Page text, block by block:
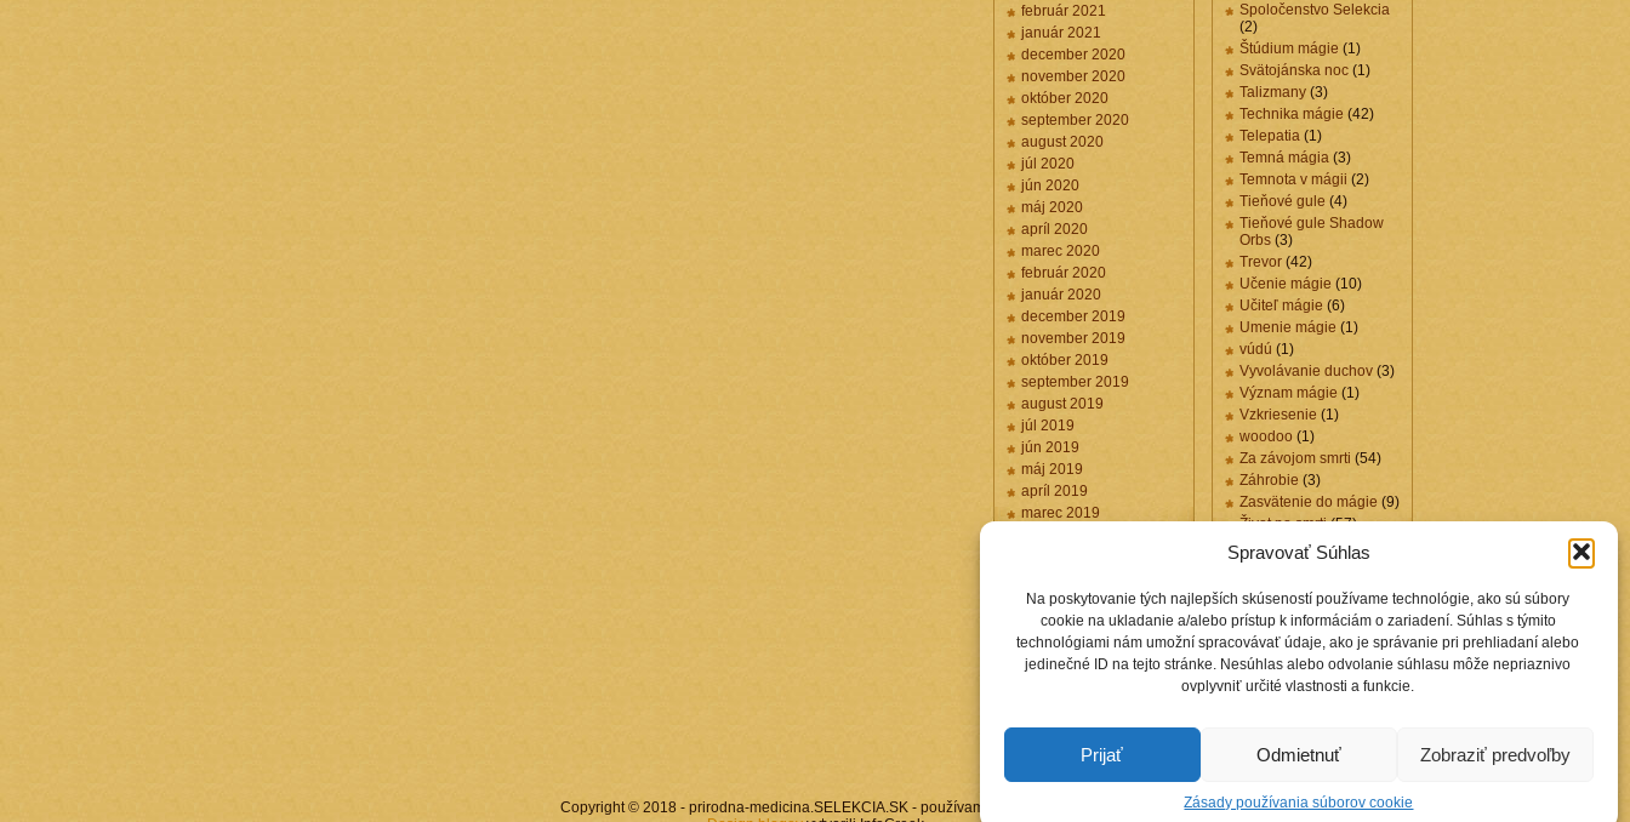
Spravovať Súhlas
Na poskytovanie tých najlepších skúseností používame technológie, ako sú súbory
cookie na ukladanie a/alebo prístup k informáciám o zariadení. Súhlas s týmito
technológiami nám umožní spracovávať údaje, ako je správanie pri prehliadaní alebo
jedinečné ID na tejto stránke. Nesúhlas alebo odvolanie súhlasu môže nepriaznivo
ovplyvniť určité vlastnosti a funkcie.
Prijať Odmietnuť Zobraziť predvoľby
Zásady používania súborov cookie
február 2021
január 2021
december 2020
november 2020
október 2020
september 2020
august 2020
júl 2020
jún 2020
máj 2020
apríl 2020
marec 2020
február 2020
január 2020
december 2019
november 2019
október 2019
september 2019
august 2019
júl 2019
jún 2019
máj 2019
apríl 2019
marec 2019
Spoločenstvo Selekcia
(2)
Štúdium mágie (1)
Svätojánska noc (1)
Talizmany (3)
Technika mágie (42)
Telepatia (1)
Temná mágia (3)
Temnota v mágii (2)
Tieňové gule (4)
Tieňové gule Shadow
Orbs (3)
Trevor (42)
Učenie mágie (10)
Učiteľ mágie (6)
Umenie mágie (1)
vúdú (1)
Vyvolávanie duchov (3)
Význam mágie (1)
Vzkriesenie (1)
woodoo (1)
Za závojom smrti (54)
Záhrobie (3)
Zasvätenie do mágie (9)
Život po smrti(57)
Zmysel života(1)
Záložky
Blogy.selekcia.sk
Osobný odkaz mňa
medicina.selekcia.sk
Copyright © 2018 - prirodna-medicina.SELEKCIA.SK - používame